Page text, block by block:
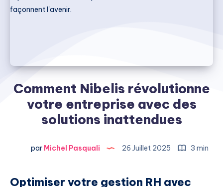
Comment Nibelis révolutionne
votre entreprise avec des
solutions inattendues
par Michel Pasquali 26 Juillet 2025 3 min
Optimiser votre gestion RH avec